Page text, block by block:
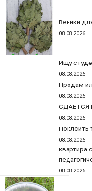
Веники
08.08.2026
Ищу
08.08.2026
Продам
08.08.2026
СДАЕТСЯ
08.08.2026
Поклсить
08.08.2026
квартира
08.08.2026